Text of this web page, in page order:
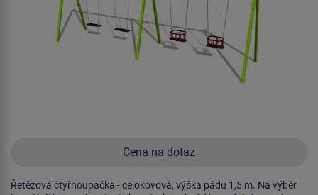
Cena na dotaz
Řetězová čtyřhoupačka - celokovová, výška pádu 1,5 m. Na výběr